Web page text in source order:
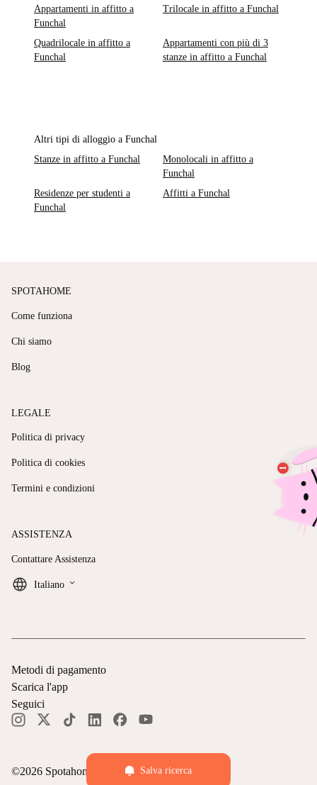
Appartamenti in affitto a
Funchal
Trilocale in affitto a Funchal
Quadrilocale in affitto a
Funchal
Appartamenti con più di 3
stanze in affitto a Funchal
Altri tipi di alloggio a Funchal
Stanze in affitto a Funchal
Monolocali in affitto a
Funchal
Residenze per studenti a
Funchal
Affitti a Funchal
Salva ricerca
SPOTAHOME
Come funziona
Chi siamo
Blog
LEGALE
Politica di privacy
Politica di cookies
Termini e condizioni
ASSISTENZA
Contattare Assistenza
Italiano keyboard_arrow_down
©2026 Spotahome — Tutti i diritti riservati
Metodi di pagamento
Scarica l'app
Seguici